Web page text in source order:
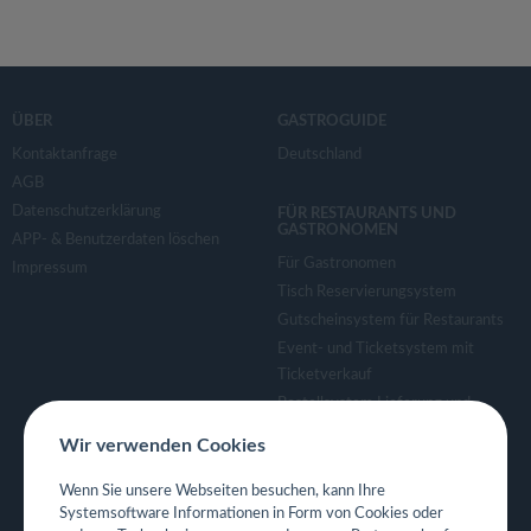
ÜBER
Kontaktanfrage
AGB
Datenschutzerklärung
APP- & Benutzerdaten löschen
Impressum
GASTROGUIDE
Deutschland
FÜR RESTAURANTS UND
GASTRONOMEN
Für Gastronomen
Tisch Reservierungsystem
Gutscheinsystem für Restaurants
Event- und Ticketsystem mit
Ticketverkauf
Bestellsystem Lieferung und
Eigene App für Restaurant
Wir verwenden Cookies
Wenn Sie unsere Webseiten besuchen, kann Ihre
Systemsoftware Informationen in Form von Cookies oder